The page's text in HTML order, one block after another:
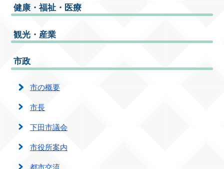
健康・福祉・医療
観光・産業
市政
市の概要
市長
下田市議会
市役所案内
都市交流